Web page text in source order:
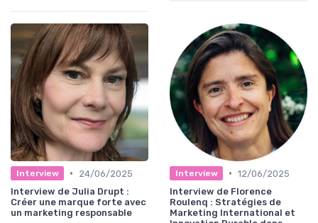
Interview •
24/06/2025
Interview de Julia Drupt :
Créer une marque forte avec
un marketing responsable
Interview • 12/06/2025
Interview de Florence
Roulenq : Stratégies de
Marketing International et